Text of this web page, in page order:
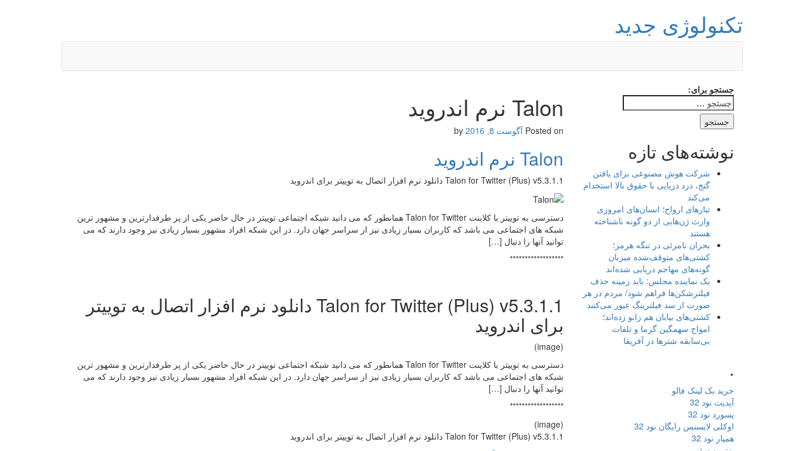
تکنولوژی جدید
Talon نرم اندروید
Posted on آگوست 8, 2016
Talon نرم اندروید
Talon for Twitter (Plus) v5.3.1.1 دانلود نرم افزار اتصال به توییتر برای اندروید
دسترسی به توییتر با کلاینت Talon for Twitter همانطور که می دانید شبکه اجتماعی توییتر در حال حاضر یکی از پر طرفدارترین و مشهور ترین
شبکه های اجتماعی می باشد که کاربران بسیار زیادی نیز از سراسر جهان دارد. در این شبکه افراد مشهور بسیار زیادی نیز وجود دارند که می
توانید آنها را دنبال […]
******************
Talon for Twitter (Plus) v5.3.1.1 دانلود نرم افزار اتصال به توییتر
برای اندروید
(image)
دسترسی به توییتر با کلاینت Talon for Twitter همانطور که می دانید شبکه اجتماعی توییتر در حال حاضر یکی از پر طرفدارترین و مشهور ترین
شبکه های اجتماعی می باشد که کاربران بسیار زیادی نیز از سراسر جهان دارد. در این شبکه افراد مشهور بسیار زیادی نیز وجود دارند که می
توانید آنها را دنبال […]
******************
(image)
Talon for Twitter (Plus) v5.3.1.1 دانلود نرم افزار اتصال به توییتر برای اندروید
جستجو برای:
نوشته‌های تازه
شرکت هوش مصنوعی برای یافتن
گنج، دزد دریایی با حقوق بالا استخدام
می‌کند
تبارهای ارواح؛ انسان‌های امروزی
وارث ژن‌هایی از دو گونه ناشناخته
هستند
بحران نامرئی در تنگه هرمز؛
کشتی‌های متوقف‌شده میزبان
گونه‌های مهاجم دریایی شده‌اند
یک نماینده مجلس: باید زمینه حذف
فیلترشکن‌ها فراهم شود/ مردم در هر
صورت از سد فیلترینگ عبور می‌کنند
کشتی‌های بیابان هم زانو زده‌اند؛
امواج سهمگین گرما و تلفات
بی‌سابقه شترها در آفریقا
.
خرید بک لینک فالو
آپدیت نود 32
پسورد نود 32
اوکلی لایسنس رایگان نود 32
همیار نود 32